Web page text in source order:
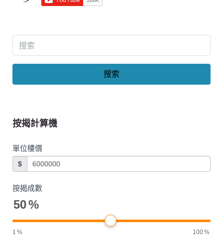
搜索
按揭計算機
單位樓價
$
按揭成數
50%
1 % 100%